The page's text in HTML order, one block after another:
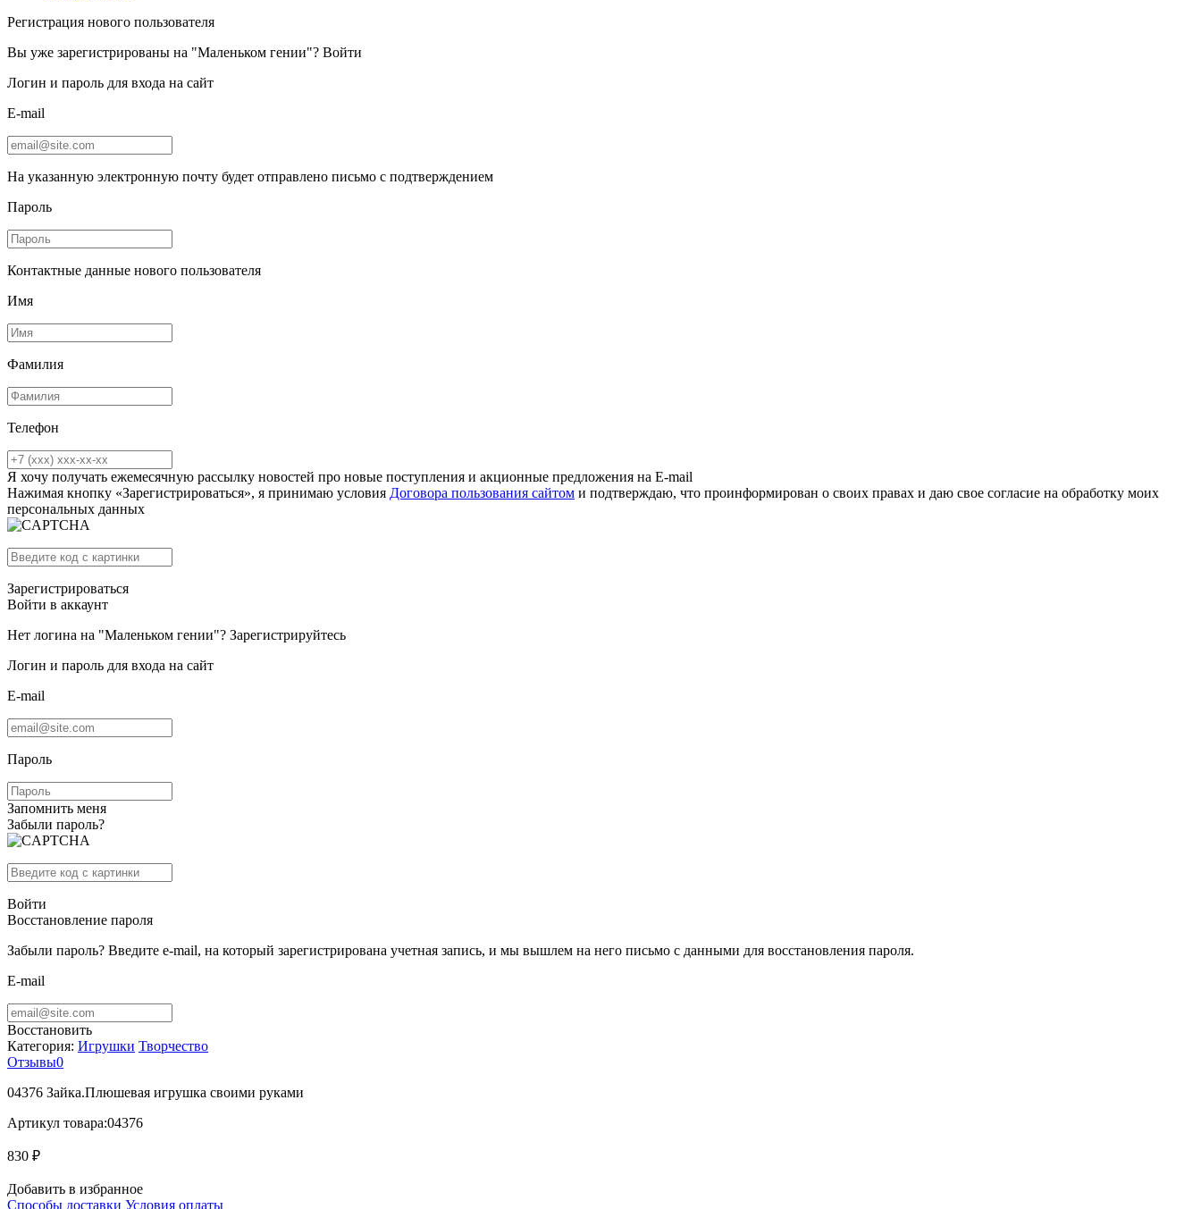
Регистрация нового пользователя
Вы уже зарегистрированы на "Маленьком гении"? Войти
Логин и пароль для входа на сайт
E-mail
На указанную электронную почту будет отправлено письмо с подтверждением
Пароль
Контактные данные нового пользователя
Имя
Фамилия
Телефон
Я хочу получать ежемесячную рассылку новостей про новые поступления и акционные предложения на E-mail
Нажимая кнопку «Зарегистрироваться», я принимаю условия Договора пользования сайтом и подтверждаю, что проинформирован о своих правах и даю свое согласие на обработку моих
персональных данных
Зарегистрироваться
Войти в аккаунт
Нет логина на "Маленьком гении"? Зарегистрируйтесь
Логин и пароль для входа на сайт
E-mail
Пароль
Запомнить меня
Забыли пароль?
Войти
Восстановление пароля
Забыли пароль? Введите e-mail, на который зарегистрирована учетная запись, и мы вышлем на него письмо с данными для восстановления пароля.
E-mail
Восстановить
Категория: Игрушки Творчество
Отзывы0
04376 Зайка.Плюшевая игрушка своими руками
Артикул товара:04376
830 ₽
Добавить в избранное
Способы доставки Условия оплаты